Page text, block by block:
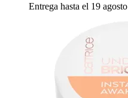
Entrega hasta el 19 agosto